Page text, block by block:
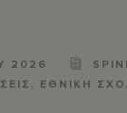
2026
, ΕΘΝΙΚΗ